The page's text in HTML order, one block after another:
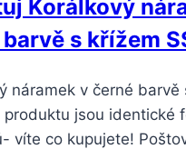
Korálkový
s křížem
náramek v černé
produktu jsou identické
víte co kupujete!